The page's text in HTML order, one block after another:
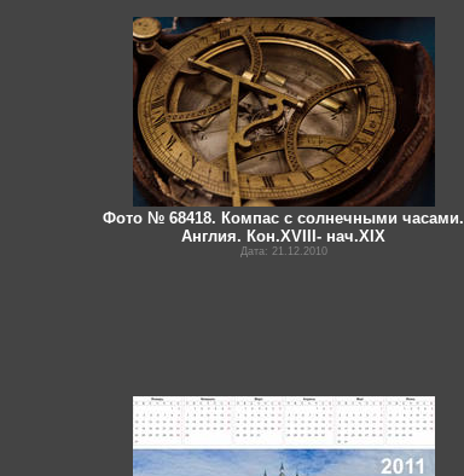
Фото № 68418. Компас с солнечными часами.
Англия. Кон.XVIII- нач.XIX
Дата: 21.12.2010